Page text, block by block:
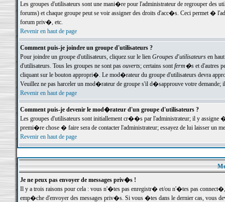
Les groupes d'utilisateurs sont une mani�re pour l'administrateur de regrouper des
forums) et chaque groupe peut se voir assigner des droits d'acc�s. Ceci permet
forum priv�, etc.
Revenir en haut de page
Comment puis-je joindre un groupe d'utilisateurs ?
Pour joindre un groupe d'utilisateurs, cliquez sur le lien Groupes d'utilisateursen haut
d'utilisateurs. Tous les groupes ne sont pas ouverts; certains sontferm�set d'autres
cliquant sur le bouton appropri�. Le mod�rateur du groupe d'utilisateurs devra
Veuillez ne pas harceler un mod�rateur de groupe s'il d�sapprouve votre demande;
Revenir en haut de page
Comment puis-je devenir le mod�rateur d'un groupe d'utilisateurs ?
Les groupes d'utilisateurs sont initiallement cr��s par l'administrateur; il y
premi�re chose � faire sera de contacter l'administrateur; essayez de lui laisser un
Revenir en haut de page
Je ne peux pas envoyer de messages priv�s !
Il y a trois raisons pour cela : vous n'�tes pas enregistr� et/ou n'�tes pas
emp�che d'envoyer des messages priv�s. Si vous �tes dans le dernier cas, vous